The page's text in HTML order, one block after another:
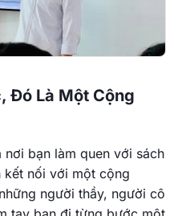
Đó Là Một Cộng
bạn làm quen với sách
nối với một cộng
người thầy, người cô